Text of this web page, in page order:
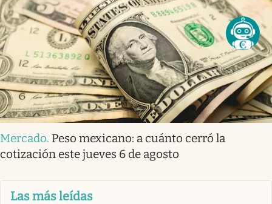
Mercado. Peso mexicano: a cuánto cerró la
cotización este jueves 6 de agosto
Las más leídas